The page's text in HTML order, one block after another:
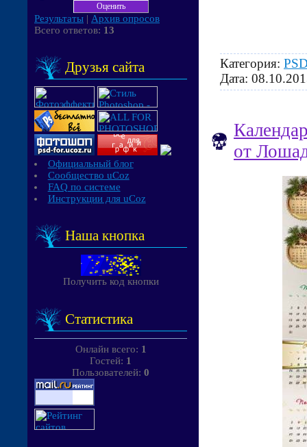
Результаты | Архив опросов
Всего ответов: 13
Друзья сайта
Официальный блог
Сообщество uCoz
FAQ по системе
Инструкции для uCoz
Наша кнопка
Получить код кнопки
Статистика
Онлайн всего: 1
Гостей: 1
Пользователей: 0
Категория:
Дата:
от